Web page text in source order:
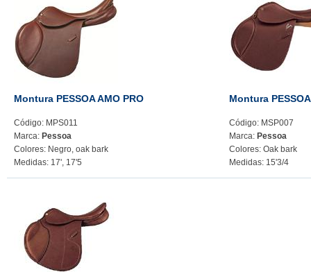
Montura PESSOA AMO PRO
Código: MPS011
Marca: Pessoa
Colores: Negro, oak bark
Medidas: 17', 17'5
Montura
Código: MSP007
Marca: Pessoa
Colores: Oak bark
Medidas: 15'3/4